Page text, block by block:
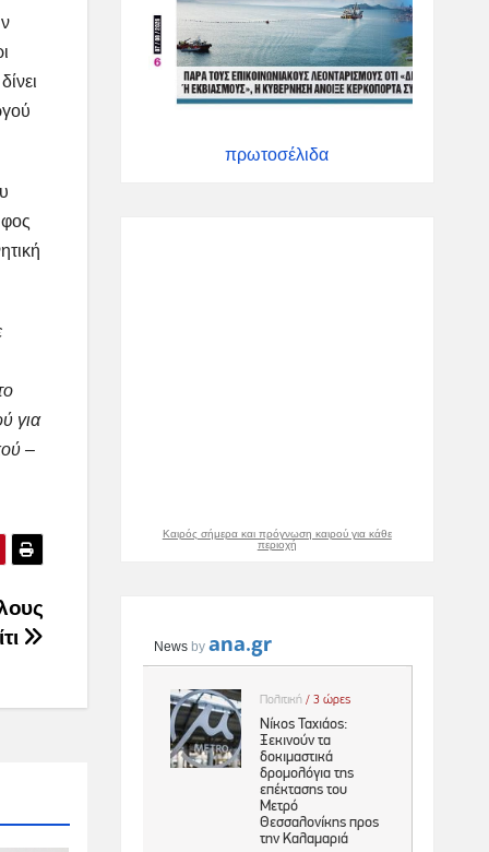
για
–
πρωτοσέλιδα
Καιρός σήμερα και πρόγνωση καιρού για κάθε
περιοχή